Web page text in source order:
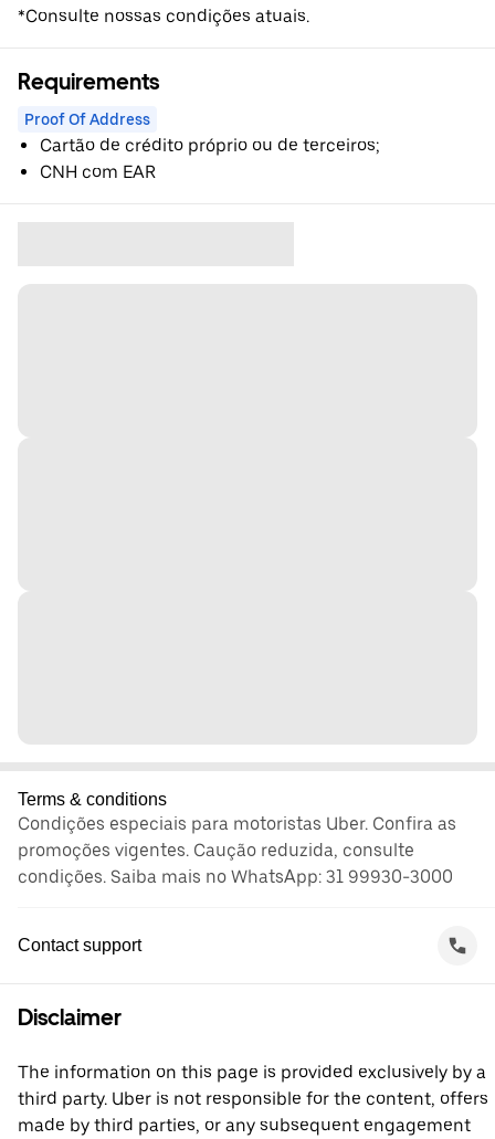
*Consulte nossas condições atuais.
Requirements
Proof Of Address
Cartão de crédito próprio ou de terceiros;
CNH com EAR
Terms & conditions
Condições especiais para motoristas Uber. Confira as
promoções vigentes. Caução reduzida, consulte
condições. Saiba mais no WhatsApp: 31 99930-3000
Contact support
Disclaimer
The information on this page is provided exclusively by a
third party. Uber is not responsible for the content, offers
made by third parties, or any subsequent engagement